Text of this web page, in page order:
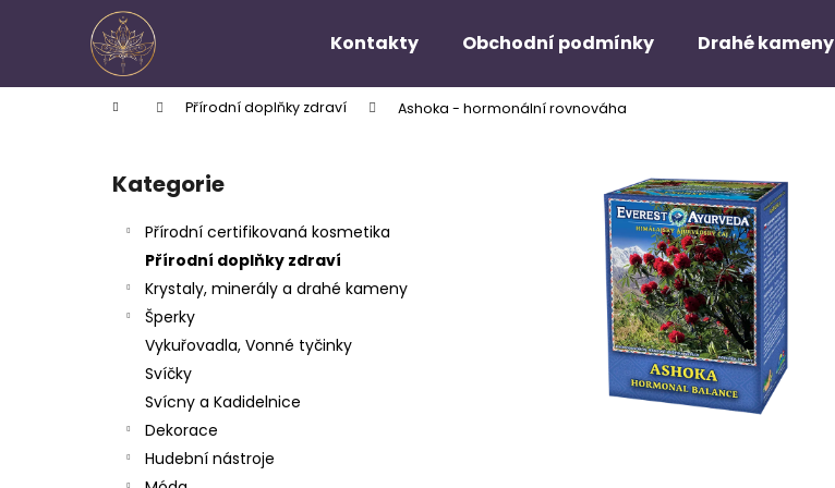
Kontakty Obchodní podmínky Drahé kameny
Domů Přírodní doplňky zdraví Ashoka - hormonální rovnováha
Přeskočit
kategorie
Kategorie
Přírodní certifikovaná kosmetika
Přírodní doplňky zdraví
Krystaly, minerály a drahé kameny
Šperky
Vykuřovadla, Vonné tyčinky
Svíčky
Svícny a Kadidelnice
Dekorace
Hudební nástroje
í
Zpět
do
Zpět
do
Co potřebujete najít?
Doporučujeme